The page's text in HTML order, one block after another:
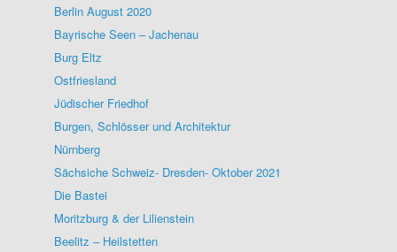
Berlin August 2020
Bayrische Seen – Jachenau
Burg Eltz
Ostfriesland
Jüdischer Friedhof
Burgen, Schlösser und Architektur
Nürnberg
Sächsiche Schweiz- Dresden- Oktober 2021
Die Bastei
Moritzburg & der Lilienstein
Beelitz – Heilstetten